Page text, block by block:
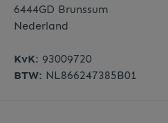
6444GD Brunssum
Nederland
KvK: 93009720
BTW: NL866247385B01